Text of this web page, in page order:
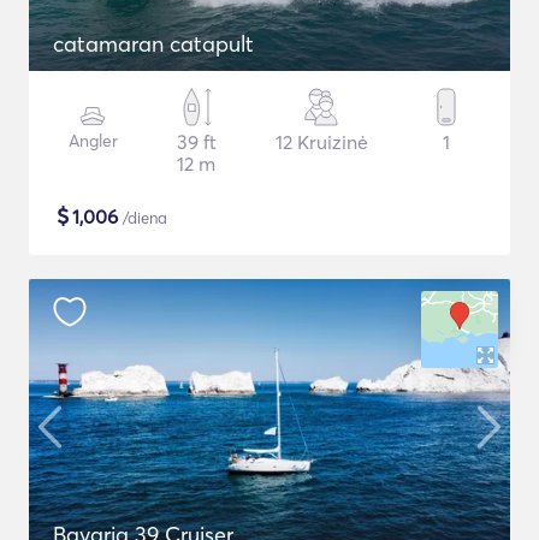
catamaran catapult
Angler
39 ft
12 m
12 Kruizinė 1
$1,006 /diena